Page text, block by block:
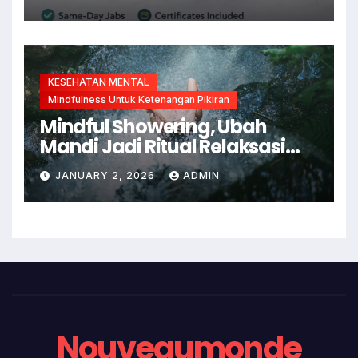
KESEHATAN MENTAL
Mindfulness Untuk Ketenangan Pikiran
Mindful Showering, Ubah
Mandi Jadi Ritual Relaksasi
dan Kesadaran Diri
JANUARY 2, 2026 ADMIN
Nouveaumonde